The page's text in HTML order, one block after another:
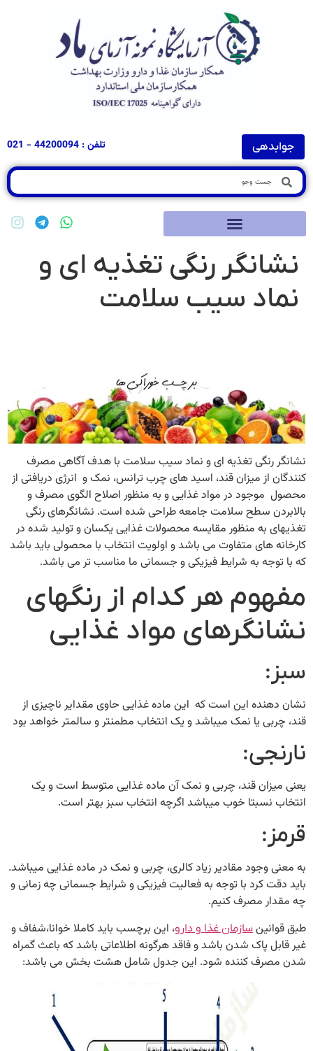
جوابدهی تلفن : 44200094 - 021
نشانگر رنگی تغذیه ای و
نماد سیب سلامت
نشانگر رنگی تغذیه ای و نماد سیب سلامت با هدف آگاهی مصرف
کنندگان از میزان قند، اسید های چرب ترانس، نمک و انرژی دریافتی از
محصول موجود در مواد غذایی و به منظور اصلاح الگوی مصرف و
بالابردن سطح سلامت جامعه طراحی شده است. نشانگرهای رنگی
تغذیهای به منظور مقایسه محصولات غذایی یکسان و تولید شده در
کارخانه های متفاوت می باشد و اولویت انتخاب با محصولی باید باشد
که با توجه به شرایط فیزیکی و جسمانی ما مناسب تر می باشد.
مفهوم هر کدام از رنگهای
نشانگرهای مواد غذایی
سبز:
نشان دهنده این است که این ماده غذایی حاوی مقدایر ناچیزی از
قند، چربی یا نمک میباشد و یک انتخاب مطمنتر و سالمتر خواهد بود
نارنجی:
یعنی میزان قند، چربی و نمک آن ماده غذایی متوسط است و یک
انتخاب نسبتا خوب میباشد اگرچه انتخاب سبز بهتر است.
قرمز:
به معنی وجود مقادیر زیاد کالری، چربی و نمک در ماده غذایی میباشد.
باید دقت کرد با توجه به فعالیت فیزیکی و شرایط جسمانی چه زمانی و
چه مقدار مصرف کنیم.
طبق قوانین سازمان غذا و دارو، این برچسب باید کاملا خوانا،شفاف و
غیر قابل پاک شدن باشد و فاقد هرگونه اطلاعاتی باشد که باعث گمراه
شدن مصرف کننده شود. این جدول شامل هشت بخش می باشد: